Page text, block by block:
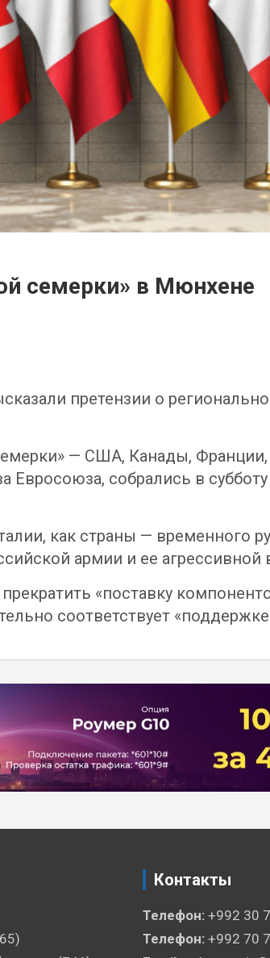
семерки» в Мюнхене
претензии о
— США, Канады,
Евросоюза, собрались в
как страны — временного
армии и ее агрессивной
«поставку
соответствует
Контакты
Телефон: +992 30
Телефон: +992 70